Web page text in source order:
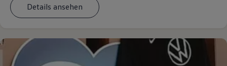
Details ansehen